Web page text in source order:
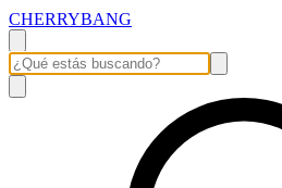
CHERRYBANG